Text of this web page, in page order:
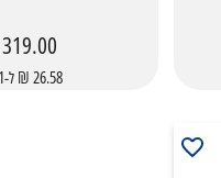
319.00 ₪
26.58 ₪ ל-1 ק"ג